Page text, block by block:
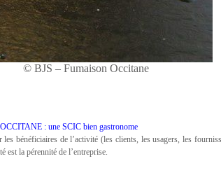
© BJS – Fumaison Occitane
: une SCIC bien gastronome
bénéficiaires de l’activité (les clients, les usagers, les
est la pérennité de l’entreprise.